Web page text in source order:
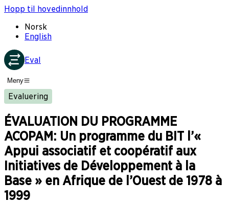
Hopp til hovedinnhold
Norsk
English
Eval
Meny
Evaluering
ÉVALUATION DU PROGRAMME
ACOPAM: Un programme du BIT l’«
Appui associatif et coopératif aux
Initiatives de Développement à la
Base » en Afrique de l’Ouest de 1978 à
1999